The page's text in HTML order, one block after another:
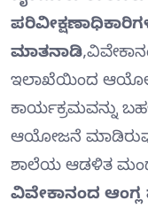
ಮಾತನಾಡಿ
ಇಲಾಖೆಯಿಂದ
ಕಾರ್ಯಕ್ರಮವನ್ನು
ಆಯೋಜನೆ
ಶಾಲೆಯ ಆಡಳಿತ
ವಿವೇಕಾನಂದ